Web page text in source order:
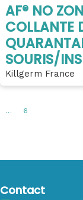
AF® NO
COLLANTE
SOURIS/
Killgerm France
… 6
Contact